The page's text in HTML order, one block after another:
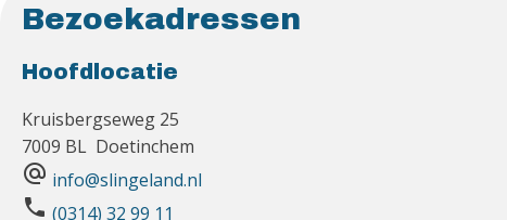
Bezoekadressen
Hoofdlocatie
Kruisbergseweg 25
7009 BL Doetinchem
alternate_email info@slingeland.nl
phone (0314) 32 99 11